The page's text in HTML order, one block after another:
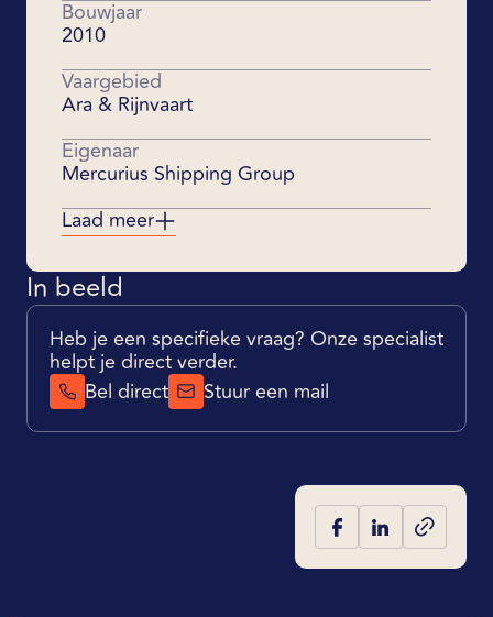
Bouwjaar
2010
Vaargebied
Ara & Rijnvaart
Eigenaar
Mercurius Shipping Group
Laad meer
In beeld
Heb je een specifieke vraag? Onze specialist
helpt je direct verder.
Bel direct
Stuur een mail